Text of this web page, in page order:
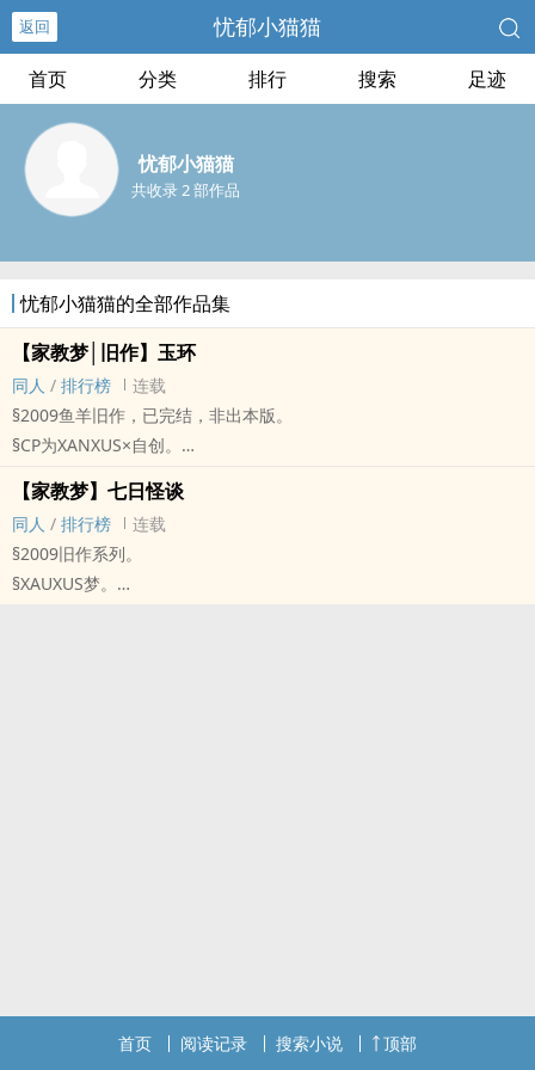
返回 忧郁小猫猫
首页 分类 排行 搜索 足迹
忧郁小猫猫
共收录 2 部作品
忧郁小猫猫的全部作品集
【家教梦│旧作】玉环
‌‍‎同‎人‍‌ / 排行榜
连载
§2009鱼羊旧作，已完结，非出本版。
§CP为XANXUS×自创。
§这只是一个很吵很欢很二的童话老故事，欢乐恶搞又青春的回忆。
【家教梦】七日怪谈
‌‍‎同‎人‍‌ / 排行榜
连载
§2009旧作系列。
§XAUXUS梦。
首页 阅读记录 搜索小说 顶部